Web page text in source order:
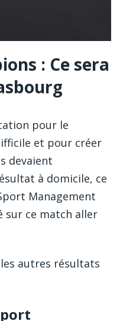
: Ce sera
pour le
et pour créer
devaient
à domicile, ce
Management
sur ce match aller
autres résultats